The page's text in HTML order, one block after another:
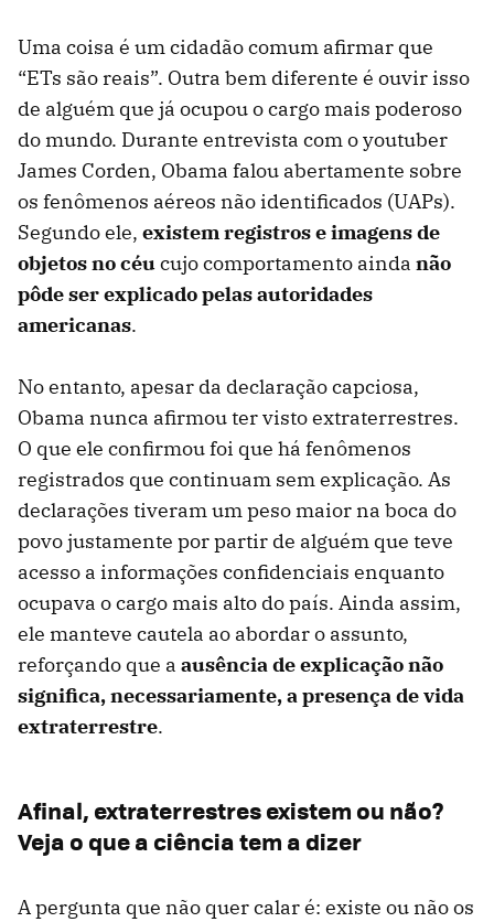
Uma coisa é um cidadão comum afirmar que
“ETs são reais”. Outra bem diferente é ouvir isso
de alguém que já ocupou o cargo mais poderoso
do mundo. Durante entrevista com o youtuber
James Corden, Obama falou abertamente sobre
os fenômenos aéreos não identificados (UAPs).
Segundo ele, existem registros e imagens de
objetos no céucujo comportamento ainda não
pôde ser explicado pelas autoridades
americanas.
No entanto, apesar da declaração capciosa,
Obama nunca afirmou ter visto extraterrestres.
O que ele confirmou foi que há fenômenos
registrados que continuam sem explicação. As
declarações tiveram um peso maior na boca do
povo justamente por partir de alguém que teve
acesso a informações confidenciais enquanto
ocupava o cargo mais alto do país. Ainda assim,
ele manteve cautela ao abordar o assunto,
reforçando que a ausência de explicação não
significa, necessariamente, a presença de vida
extraterrestre.
Afinal, extraterrestres existem ou não?
Veja o que a ciência tem a dizer
A pergunta que não quer calar é: existe ou não os